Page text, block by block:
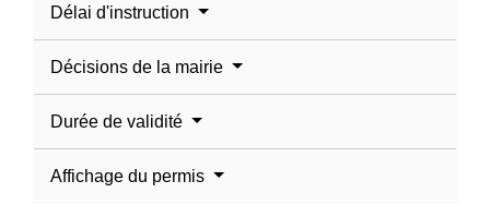
Délai d'instruction
Décisions de la mairie
Durée de validité
Affichage du permis